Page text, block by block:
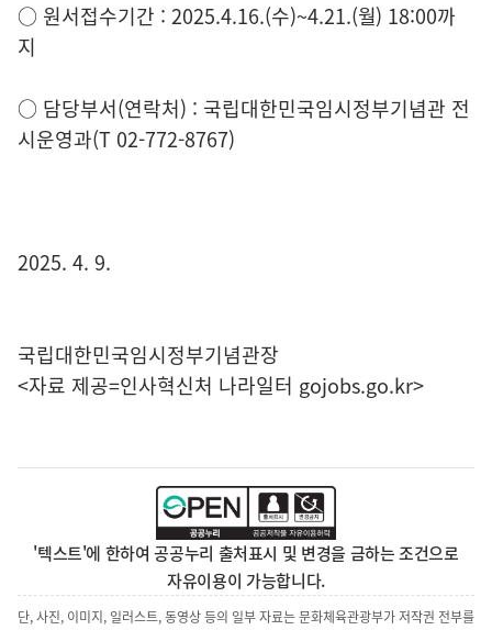
○ 원서접수기간 : 2025.4.16.(수)~4.21.(월) 18:00까
지
○ 담당부서(연락처) : 국립대한민국임시정부기념관 전
시운영과(T 02-772-8767)
2025. 4. 9.
국립대한민국임시정부기념관장
<자료 제공=인사혁신처 나라일터 gojobs.go.kr>
'텍스트'에 한하여 공공누리 출처표시 및 변경을 금하는 조건으로
자유이용이 가능합니다.
단, 사진, 이미지, 일러스트, 동영상 등의 일부 자료는 문화체육관광부가 저작권 전부를